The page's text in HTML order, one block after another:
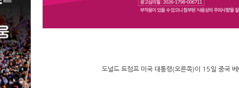
도널드 트럼프 미국 대통령(오른쪽)이 15일 중국